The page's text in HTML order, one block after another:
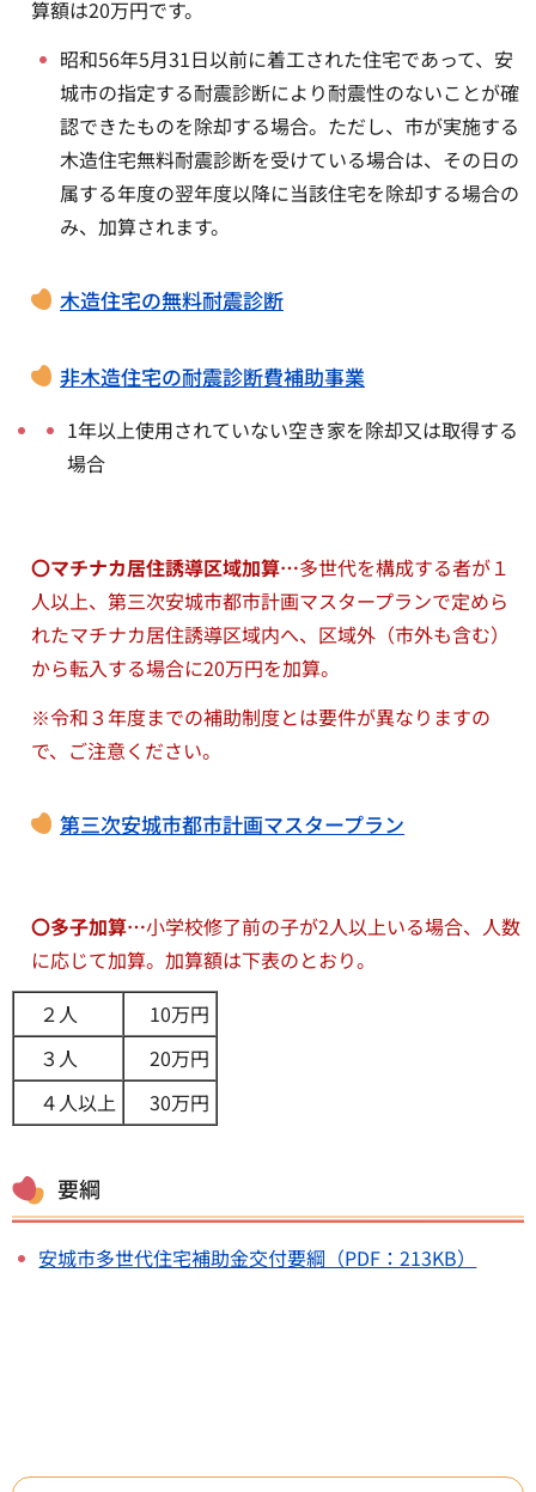
算額は20万円です。
昭和56年5月31日以前に着工された住宅であって、安
城市の指定する耐震診断により耐震性のないことが確
認できたものを除却する場合。ただし、市が実施する
木造住宅無料耐震診断を受けている場合は、その日の
属する年度の翌年度以降に当該住宅を除却する場合の
み、加算されます。
木造住宅の無料耐震診断
非木造住宅の耐震診断費補助事業
1年以上使用されていない空き家を除却又は取得する
場合
〇マチナカ居住誘導区域加算…多世代を構成する者が１
人以上、第三次安城市都市計画マスタープランで定めら
れたマチナカ居住誘導区域内へ、区域外（市外も含む）
から転入する場合に20万円を加算。
※令和３年度までの補助制度とは要件が異なりますの
で、ご注意ください。
第三次安城市都市計画マスタープラン
〇多子加算…小学校修了前の子が2人以上いる場合、人数
に応じて加算。加算額は下表のとおり。
２人
10万円
３人
20万円
４人以上
30万円
要綱
安城市多世代住宅補助金交付要綱（PDF：213KB）